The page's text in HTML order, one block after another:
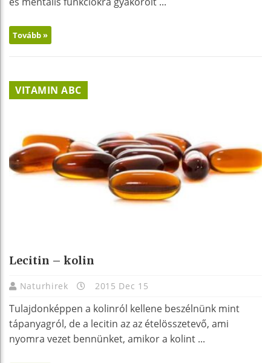
Tovább »
VITAMIN ABC
Lecitin – kolin
Naturhirek 2015 Dec 15
Tulajdonképpen a kolinról kellene beszélnünk mint
tápanyagról, de a lecitin az az ételösszetevő, ami
nyomra vezet bennünket, amikor a kolint ...